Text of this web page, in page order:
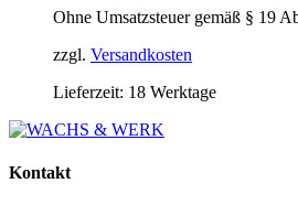
Ohne Umsatzsteuer gemäß § 19
zzgl. Versandkosten
Lieferzeit: 18 Werktage
Kontakt